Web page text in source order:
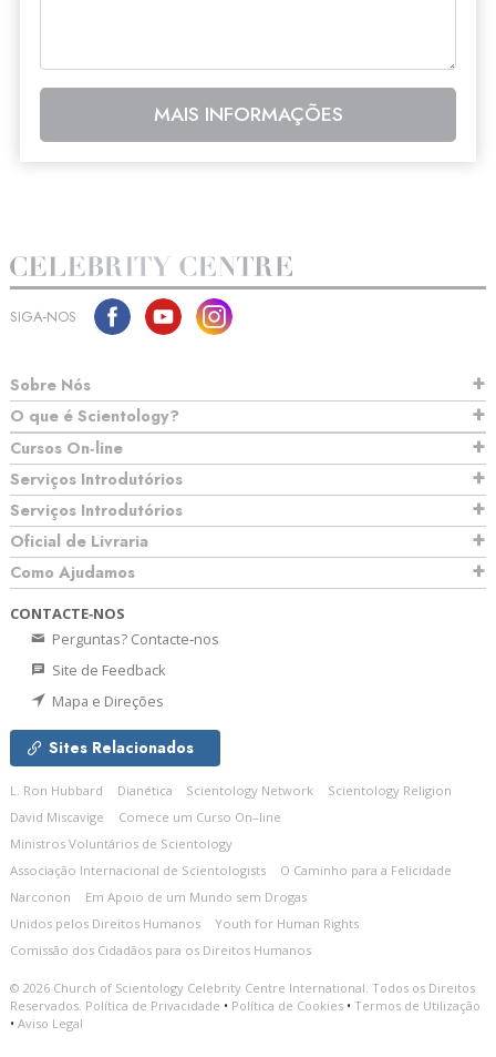
MAIS INFORMAÇÕES
SIGA‑NOS
Sobre Nós
O que é Scientology?
Cursos On‑line
Serviços Introdutórios
Serviços Introdutórios
Oficial de Livraria
Como Ajudamos
CONTACTE‑NOS
Perguntas? Contacte‑nos
Site de Feedback
Mapa e Direções
Sites Relacionados
L. Ron Hubbard Dianética Scientology Network
Scientology Religion
David Miscavige
Comece um Curso On–line
Ministros Voluntários de Scientology
Associação Internacional de Scientologists
O Caminho para a Felicidade
Narconon
Em Apoio de um Mundo sem Drogas
Unidos pelos Direitos Humanos
Youth for Human Rights
Comissão dos Cidadãos para os Direitos Humanos
© 2026 Church of Scientology Celebrity Centre International. Todos os Direitos
Reservados. Política de Privacidade • Política de Cookies • Termos de Utilização
• Aviso Legal